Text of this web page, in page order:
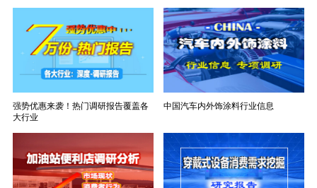
强势优惠来袭！热门调研报告覆盖各
大行业
中国汽车内外饰涂料行业信息